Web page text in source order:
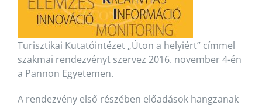
Turisztikai Kutatóintézet „Úton a helyiért” címmel
szakmai rendezvényt szervez 2016. november 4-én
a Pannon Egyetemen.
A rendezvény első részében előadások hangzanak